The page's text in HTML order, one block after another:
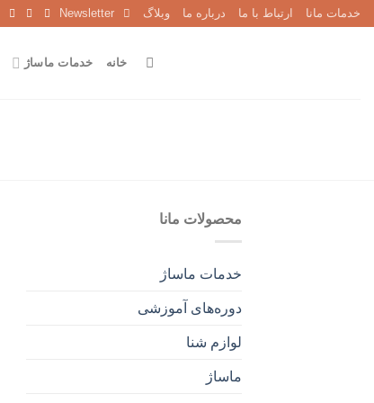
Skipخدمات مانا ارتباط با ما درباره ما وبلاگ Newsletter
خانه خدمات ماساژ
محصولات مانا
خدمات ماساژ
دوره‌های آموزشی
لوازم شنا
ماساژ